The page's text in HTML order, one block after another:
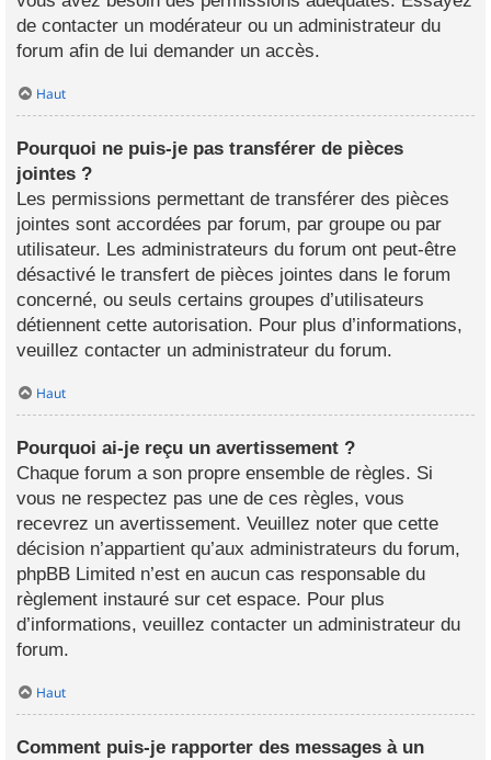
de contacter un modérateur ou un administrateur du
forum afin de lui demander un accès.
Haut
Pourquoi ne puis-je pas transférer de pièces
jointes ?
Les permissions permettant de transférer des pièces
jointes sont accordées par forum, par groupe ou par
utilisateur. Les administrateurs du forum ont peut-être
désactivé le transfert de pièces jointes dans le forum
concerné, ou seuls certains groupes d’utilisateurs
détiennent cette autorisation. Pour plus d’informations,
veuillez contacter un administrateur du forum.
Haut
Pourquoi ai-je reçu un avertissement ?
Chaque forum a son propre ensemble de règles. Si
vous ne respectez pas une de ces règles, vous
recevrez un avertissement. Veuillez noter que cette
décision n’appartient qu’aux administrateurs du forum,
phpBB Limited n’est en aucun cas responsable du
règlement instauré sur cet espace. Pour plus
d’informations, veuillez contacter un administrateur du
forum.
Haut
Comment puis-je rapporter des messages à un